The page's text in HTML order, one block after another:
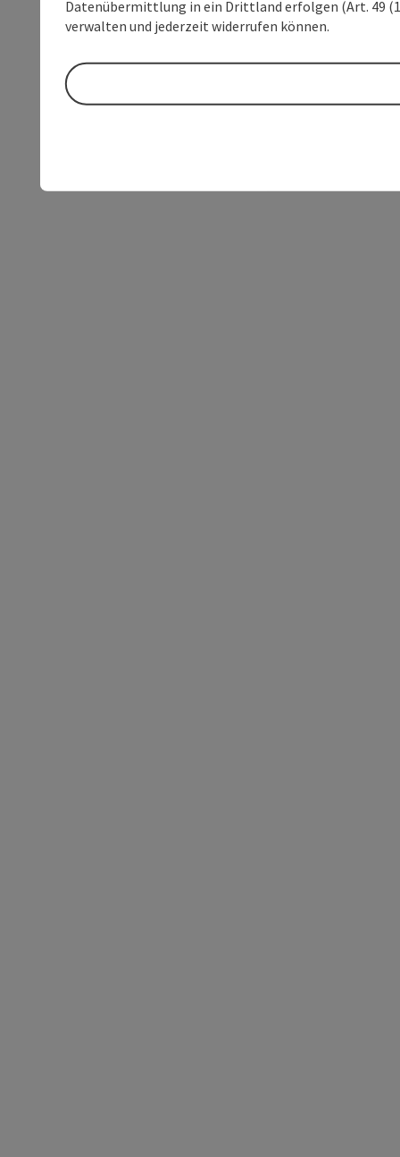
Datenübermittlung in ein Drittland erfolgen (Art. 49
verwalten und jederzeit widerrufen können.